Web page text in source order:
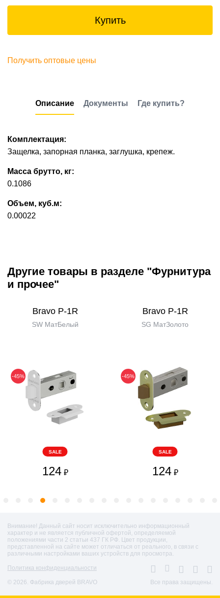
Купить
Получить оптовые цены
Описание Документы Где купить?
Комплектация:
Защелка, запорная планка, заглушка, крепеж.
Масса брутто, кг:
0.1086
Объем, куб.м:
0.00022
Другие товары в разделе "Фурнитура
и прочее"
Bravo P-1R
SW МатБелый
-45%
SALE
124 ₽
Bravo P-1R
SG МатЗолото
-45%
SALE
124 ₽
Внимание! Данный сайт носит исключительно информационный
характер и не является публичной офертой, определяемой
положениями части 2 статьи 437 ГК РФ. Цвет продукции,
представленной на сайте может отличаться от реального, в связи с
различными настройками ваших устройств для просмотра.
Политика конфиденциальности
© 2026. Фабрика дверей BRAVO Все права защищены.